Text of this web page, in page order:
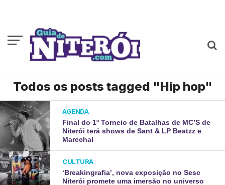
Todos os posts tagged "Hip hop"
AGENDA
Final do 1º Torneio de Batalhas de MC’S de
Niterói terá shows de Sant & LP Beatzz e
Marechal
CULTURA
‘Breakingrafia’, nova exposição no Sesc
Niterói promete uma imersão no universo